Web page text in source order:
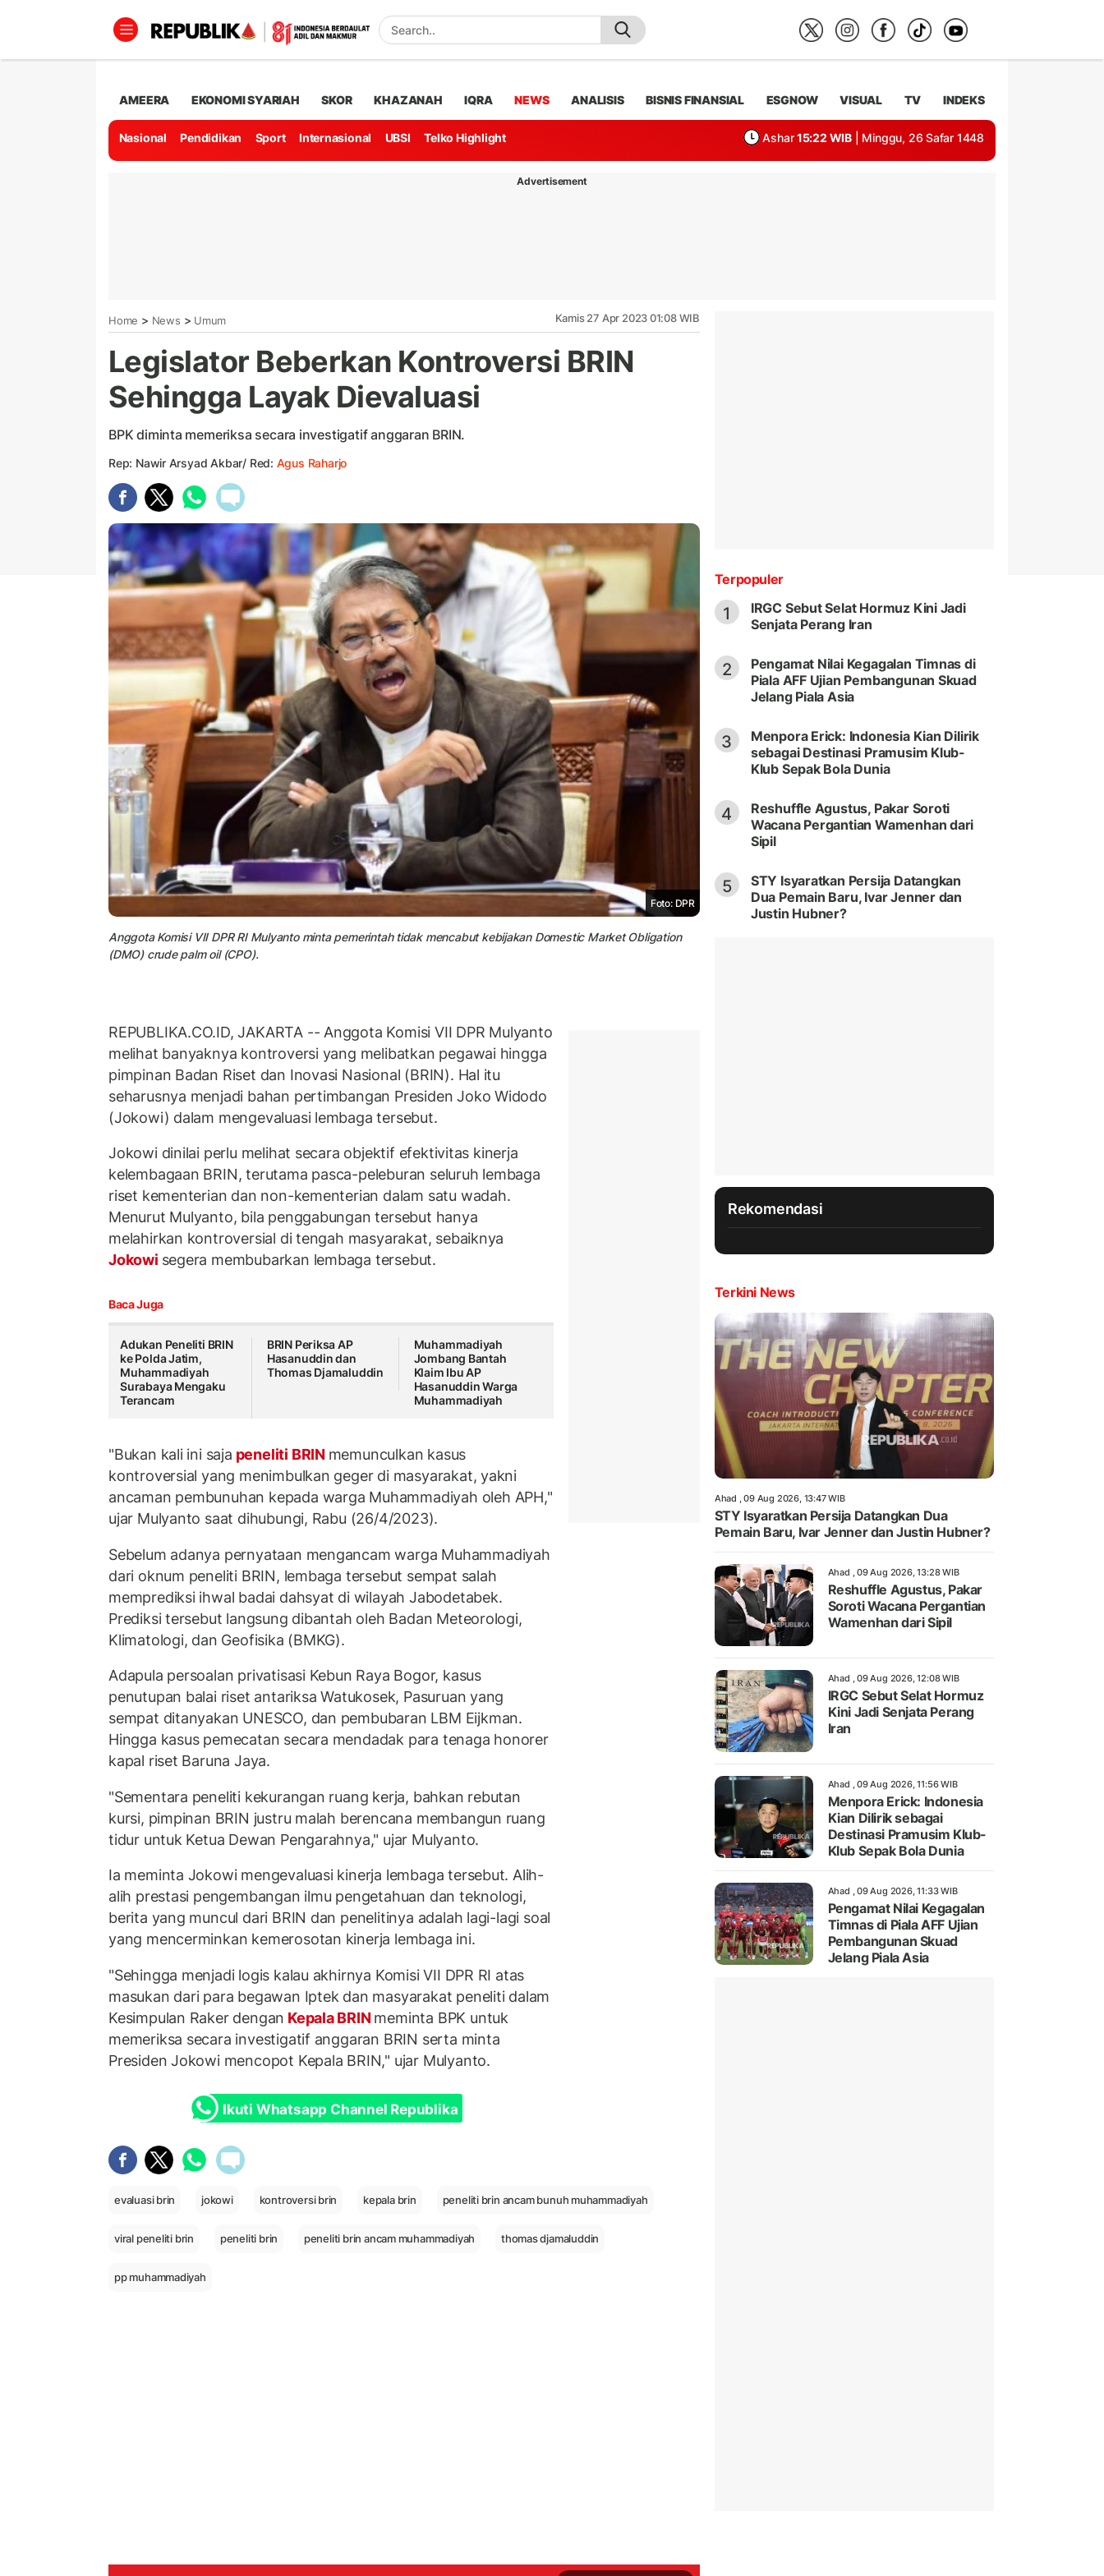
AMEERA EKONOMI SYARIAH SKOR KHAZANAH IQRA NEWS ANALISIS BISNIS FINANSIAL ESGNOW VISUAL TV INDEKS
Nasional Pendidikan Sport Internasional UBSI Telko Highlight Ashar 15:22 WIB | Minggu, 26 Safar 1448
Advertisement
Home > News > Umum Kamis 27 Apr 2023 01:08 WIB
Legislator Beberkan Kontroversi BRIN
Sehingga Layak Dievaluasi
BPK diminta memeriksa secara investigatif anggaran BRIN.
Rep: Nawir Arsyad Akbar/ Red: Agus Raharjo
Foto: DPR
Anggota Komisi VII DPR RI Mulyanto minta pemerintah tidak mencabut kebijakan Domestic Market Obligation
(DMO) crude palm oil (CPO).
REPUBLIKA.CO.ID, JAKARTA -- Anggota Komisi VII DPR Mulyanto
melihat banyaknya kontroversi yang melibatkan pegawai hingga
pimpinan Badan Riset dan Inovasi Nasional (BRIN). Hal itu
seharusnya menjadi bahan pertimbangan Presiden Joko Widodo
(Jokowi) dalam mengevaluasi lembaga tersebut.
Jokowi dinilai perlu melihat secara objektif efektivitas kinerja
kelembagaan BRIN, terutama pasca-peleburan seluruh lembaga
riset kementerian dan non-kementerian dalam satu wadah.
Menurut Mulyanto, bila penggabungan tersebut hanya
melahirkan kontroversial di tengah masyarakat, sebaiknya
Jokowi segera membubarkan lembaga tersebut.
Baca Juga
Adukan Peneliti BRIN
ke Polda Jatim,
Muhammadiyah
Surabaya Mengaku
Terancam
BRIN Periksa AP
Hasanuddin dan
Thomas Djamaluddin
Muhammadiyah
Jombang Bantah
Klaim Ibu AP
Hasanuddin Warga
Muhammadiyah
"Bukan kali ini saja peneliti BRIN memunculkan kasus
kontroversial yang menimbulkan geger di masyarakat, yakni
ancaman pembunuhan kepada warga Muhammadiyah oleh APH,"
ujar Mulyanto saat dihubungi, Rabu (26/4/2023).
Sebelum adanya pernyataan mengancam warga Muhammadiyah
dari oknum peneliti BRIN, lembaga tersebut sempat salah
memprediksi ihwal badai dahsyat di wilayah Jabodetabek.
Prediksi tersebut langsung dibantah oleh Badan Meteorologi,
Klimatologi, dan Geofisika (BMKG).
Adapula persoalan privatisasi Kebun Raya Bogor, kasus
penutupan balai riset antariksa Watukosek, Pasuruan yang
sempat ditanyakan UNESCO, dan pembubaran LBM Eijkman.
Hingga kasus pemecatan secara mendadak para tenaga honorer
kapal riset Baruna Jaya.
"Sementara peneliti kekurangan ruang kerja, bahkan rebutan
kursi, pimpinan BRIN justru malah berencana membangun ruang
tidur untuk Ketua Dewan Pengarahnya," ujar Mulyanto.
Ia meminta Jokowi mengevaluasi kinerja lembaga tersebut. Alih-
alih prestasi pengembangan ilmu pengetahuan dan teknologi,
berita yang muncul dari BRIN dan penelitinya adalah lagi-lagi soal
yang mencerminkan kemerosotan kinerja lembaga ini.
"Sehingga menjadi logis kalau akhirnya Komisi VII DPR RI atas
masukan dari para begawan Iptek dan masyarakat peneliti dalam
Kesimpulan Raker dengan Kepala BRINmeminta BPK untuk
memeriksa secara investigatif anggaran BRIN serta minta
Presiden Jokowi mencopot Kepala BRIN," ujar Mulyanto.
Ikuti Whatsapp Channel Republika
evaluasi brin jokowi kontroversi brin kepala brin peneliti brin ancam bunuh muhammadiyah
viral peneliti brin peneliti brin peneliti brin ancam muhammadiyah thomas djamaluddin
pp muhammadiyah
Terpopuler
1
IRGC Sebut Selat Hormuz Kini Jadi
Senjata Perang Iran
2
Pengamat Nilai Kegagalan Timnas di
Piala AFF Ujian Pembangunan Skuad
Jelang Piala Asia
3
Menpora Erick: Indonesia Kian Dilirik
sebagai Destinasi Pramusim Klub-
Klub Sepak Bola Dunia
4
Reshuffle Agustus, Pakar Soroti
Wacana Pergantian Wamenhan dari
Sipil
5
STY Isyaratkan Persija Datangkan
Dua Pemain Baru, Ivar Jenner dan
Justin Hubner?
Rekomendasi
Terkini News
Ahad , 09 Aug 2026, 13:47 WIB
STY Isyaratkan Persija Datangkan Dua
Pemain Baru, Ivar Jenner dan Justin Hubner?
Ahad , 09 Aug 2026, 13:28 WIB
Reshuffle Agustus, Pakar
Soroti Wacana Pergantian
Wamenhan dari Sipil
Ahad , 09 Aug 2026, 12:08 WIB
IRGC Sebut Selat Hormuz
Kini Jadi Senjata Perang
Iran
Ahad , 09 Aug 2026, 11:56 WIB
Menpora Erick: Indonesia
Kian Dilirik sebagai
Destinasi Pramusim Klub-
Klub Sepak Bola Dunia
Ahad , 09 Aug 2026, 11:33 WIB
Pengamat Nilai Kegagalan
Timnas di Piala AFF Ujian
Pembangunan Skuad
Jelang Piala Asia